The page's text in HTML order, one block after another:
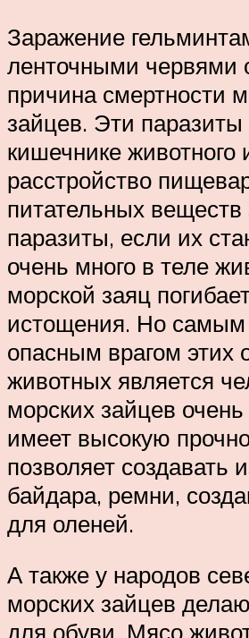
Заражение
ленточными червями
причина смертности
зайцев. Эти паразиты
кишечнике
расстройство
питательных
паразиты, если их
очень много в теле
морской заяц
истощения. Но
опасным врагом этих
животных является
морских зайцев
имеет высокую
позволяет создавать
байдара, ремни,
для оленей.
А также у народов
морских зайцев
для обуви. Мясо